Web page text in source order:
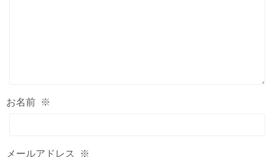
お名前 ※
メールアドレス ※